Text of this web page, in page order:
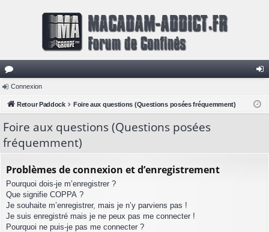
or
u
m
s
ne
Connexion
Retour Paddock Foire aux questions (Questions posées fréquemment)
Foire aux questions (Questions posées
fréquemment)
Problèmes de connexion et d’enregistrement
Pourquoi dois-je m’enregistrer ?
Que signifie COPPA ?
Je souhaite m’enregistrer, mais je n’y parviens pas !
Je suis enregistré mais je ne peux pas me connecter !
Pourquoi ne puis-je pas me connecter ?